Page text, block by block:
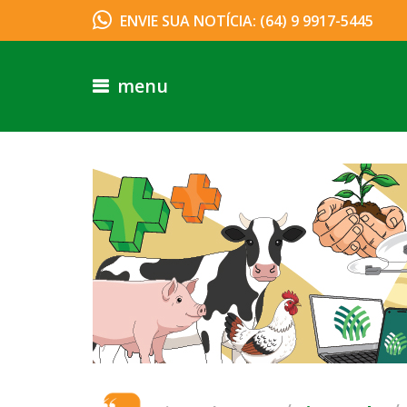
ENVIE SUA NOTÍCIA: (64) 9 9917-5445
menu